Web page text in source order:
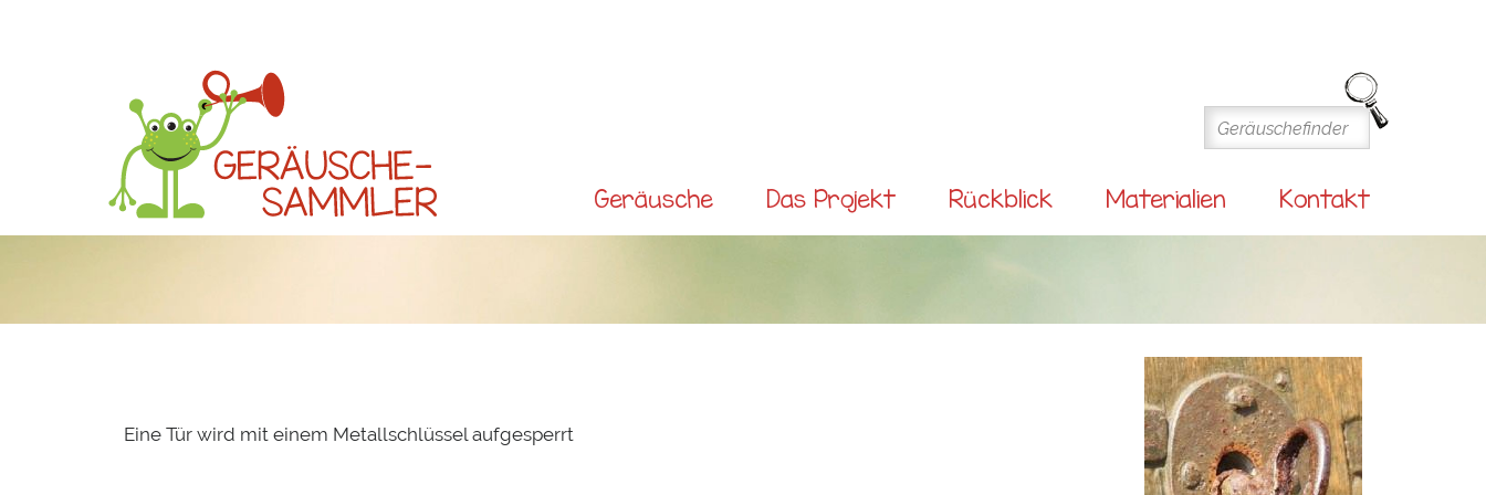
Main menu
Geräusche Das Projekt Rückblick Materialien Kontakt
Eine Tür wird mit einem Metallschlüssel aufgesperrt